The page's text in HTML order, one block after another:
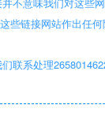
些链接网站作出任
联系处理